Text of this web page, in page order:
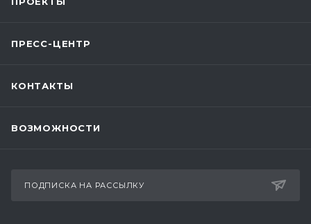
ПРЕСС-ЦЕНТР
КОНТАКТЫ
ВОЗМОЖНОСТИ
ПОДПИСКА НА РАССЫЛКУ